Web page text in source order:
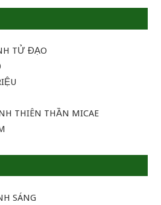
TỬ ĐẠO
THIÊN THẦN MICAE
SÁNG